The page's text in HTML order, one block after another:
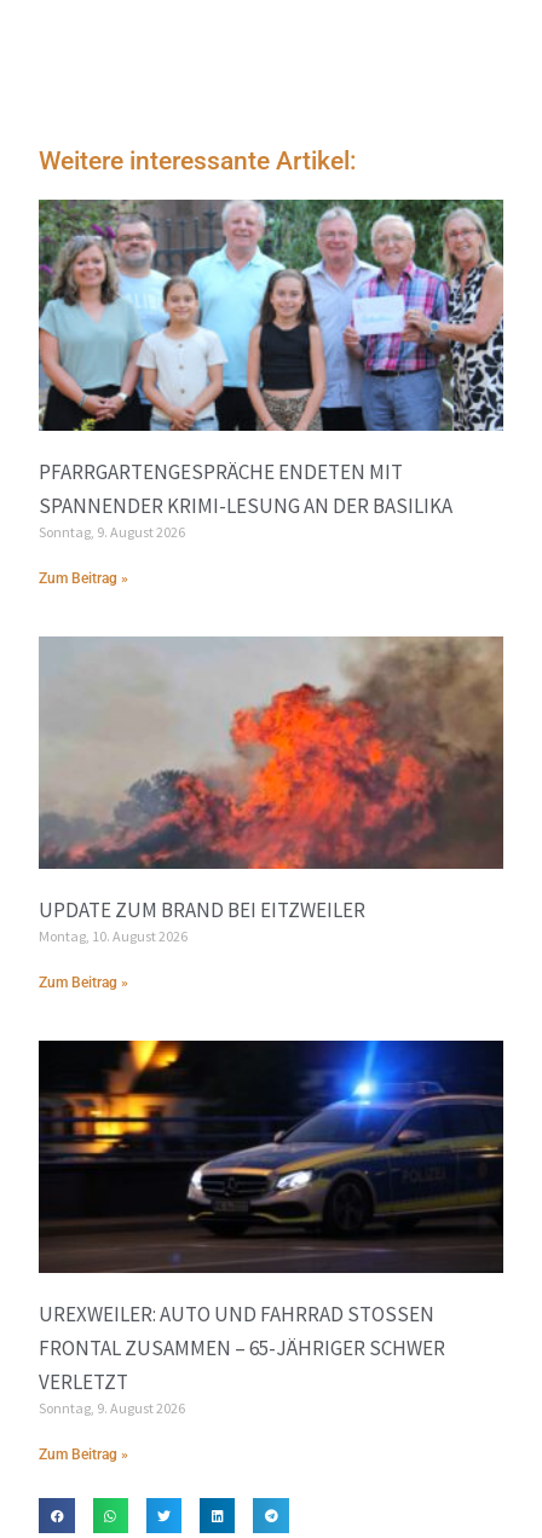
Weitere interessante Artikel:
PFARRGARTENGESPRÄCHE ENDETEN MIT
SPANNENDER KRIMI-LESUNG AN DER BASILIKA
Sonntag, 9. August 2026
Zum Beitrag »
UPDATE ZUM BRAND BEI EITZWEILER
Montag, 10. August 2026
Zum Beitrag »
UREXWEILER: AUTO UND FAHRRAD STOSSEN F
RONTAL ZUSAMMEN – 65-JÄHRIGER SCHWER V
ERLETZT
Sonntag, 9. August 2026
Zum Beitrag »